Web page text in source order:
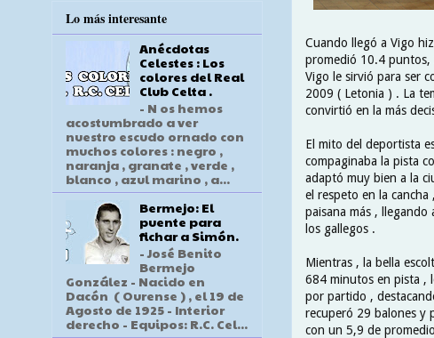
Cuando llegó a Vigo
promedió 10.4 puntos,
Vigo le sirvió para ser
2009 ( Letonia ) . La
convirtió en la más
El mito del deportista
compaginaba la pista
adaptó muy bien a la
el respeto en la
paisana más ,
los gallegos .
Mientras , la bella
684 minutos en pista ,
por partido ,
recuperó 29 balones y
con un 5,9 de
Lo más interesante
Anécdotas
Celestes : Los
colores del Real
Club Celta .
- N os hemos
acostumbrado a ver
nuestro escudo ornado con
muchos colores : negro ,
naranja , granate , verde ,
blanco , azul marino , a...
Bermejo: El
puente para
fichar a Simón.
- José Benito
Bermejo
González - Nacido en
Dacón ( Ourense ) , el 19 de
Agosto de 1925 - Interior
derecho - Equipos: R.C. Cel...